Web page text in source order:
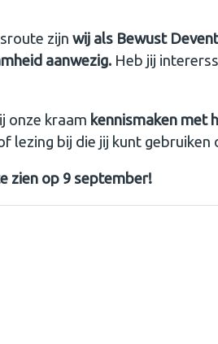
zijn wij als Bewust
aanwezig. Heb jij
onze kraam kennismaken met
lezing bij die jij kunt
zien op 9 september!